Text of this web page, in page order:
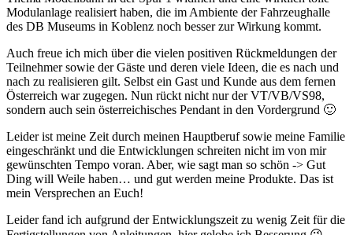
Modulanlage realisiert haben, die im Ambiente der Fahrzeughalle
des DB Museums in Koblenz noch besser zur Wirkung kommt.
Auch freue ich mich über die vielen positiven Rückmeldungen der
Teilnehmer sowie der Gäste und deren viele Ideen, die es nach und
nach zu realisieren gilt. Selbst ein Gast und Kunde aus dem fernen
Österreich war zugegen. Nun rückt nicht nur der VT/VB/VS98,
sondern auch sein österreichisches Pendant in den Vordergrund 🙂
Leider ist meine Zeit durch meinen Hauptberuf sowie meine Familie
eingeschränkt und die Entwicklungen schreiten nicht im von mir
gewünschten Tempo voran. Aber, wie sagt man so schön -> Gut
Ding will Weile haben… und gut werden meine Produkte. Das ist
mein Versprechen an Euch!
Leider fand ich aufgrund der Entwicklungszeit zu wenig Zeit für die